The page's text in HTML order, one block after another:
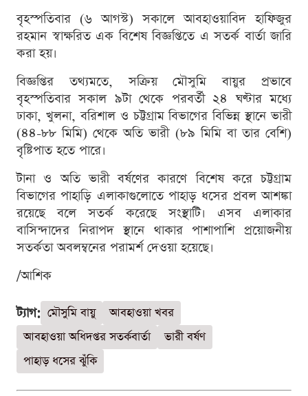
বৃহস্পতিবার (৬ আগস্ট) সকালে আবহাওয়াবিদ হাফিজুর
রহমান স্বাক্ষরিত এক বিশেষ বিজ্ঞপ্তিতে এ সতর্ক বার্তা জারি
করা হয়।
বিজ্ঞপ্তির তথ্যমতে, সক্রিয় মৌসুমি বায়ুর প্রভাবে
বৃহস্পতিবার সকাল ৯টা থেকে পরবর্তী ২৪ ঘণ্টার মধ্যে
ঢাকা, খুলনা, বরিশাল ও চট্টগ্রাম বিভাগের বিভিন্ন স্থানে ভারী
(৪৪-৮৮ মিমি) থেকে অতি ভারী (৮৯ মিমি বা তার বেশি)
বৃষ্টিপাত হতে পারে।
টানা ও অতি ভারী বর্ষণের কারণে বিশেষ করে চট্টগ্রাম
বিভাগের পাহাড়ি এলাকাগুলোতে পাহাড় ধসের প্রবল আশঙ্কা
রয়েছে বলে সতর্ক করেছে সংস্থাটি। এসব এলাকার
বাসিন্দাদের নিরাপদ স্থানে থাকার পাশাপাশি প্রয়োজনীয়
সতর্কতা অবলম্বনের পরামর্শ দেওয়া হয়েছে।
/আশিক
ট্যাগ: মৌসুমি বায়ু
আবহাওয়া খবর
আবহাওয়া অধিদপ্তর সতর্কবার্তা
ভারী বর্ষণ
পাহাড় ধসের ঝুঁকি